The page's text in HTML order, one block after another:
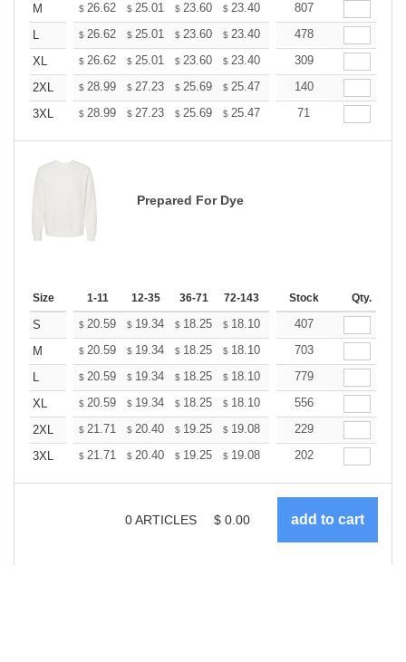
M
$ 26.62 $ 25.01 $ 23.60 $ 23.40 22.99
807
L
$ 26.62 $ 25.01 $ 23.60 $ 23.40 22.99
478
XL
$ 26.62 $ 25.01 $ 23.60 $ 23.40 22.99
309
2XL
$ 28.99 $ 27.23 $ 25.69 $ 25.47 25.03
140
3XL
$ 28.99 $ 27.23 $ 25.69 $ 25.47 25.03
71
Prepared For Dye
Size 1-11 12-35 36-71 72-143 144-287 288 + More
Stock Qty.
S $ 20.59 $ 19.34 $ 18.25 $ 18.10 17.78
407
M
$ 20.59 $ 19.34 $ 18.25 $ 18.10 17.78
703
L
$ 20.59 $ 19.34 $ 18.25 $ 18.10 17.78
779
XL
$ 20.59 $ 19.34 $ 18.25 $ 18.10 17.78
556
2XL
$ 21.71 $ 20.40 $ 19.25 $ 19.08 18.75
229
3XL
$ 21.71 $ 20.40 $ 19.25 $ 19.08 18.75
202
0ARTICLES $ 0.00